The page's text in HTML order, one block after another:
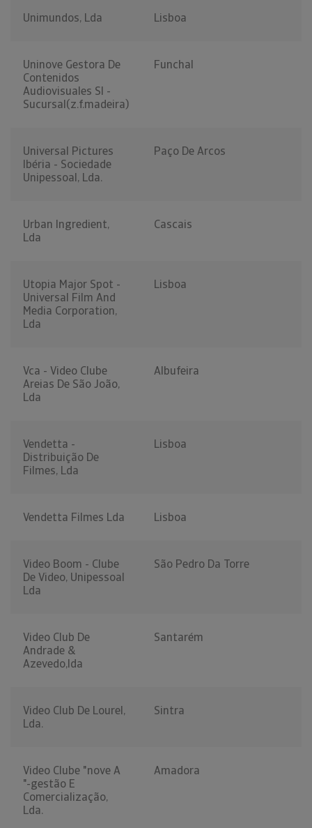
Unimundos, Lda Lisboa
Uninove Gestora De
Contenidos
Audiovisuales Sl -
Sucursal(z.f.madeira)
Funchal
Universal Pictures
Ibéria - Sociedade
Unipessoal, Lda.
Paço De Arcos
Urban Ingredient,
Lda
Cascais
Utopia Major Spot -
Universal Film And
Media Corporation,
Lda
Lisboa
Vca - Video Clube
Areias De São João,
Lda
Albufeira
Vendetta -
Distribuição De
Filmes, Lda
Lisboa
Vendetta Filmes Lda Lisboa
Video Boom - Clube
De Video, Unipessoal
Lda
São Pedro Da Torre
Video Club De
Andrade &
Azevedo,lda
Santarém
Video Club De Lourel,
Lda.
Sintra
Video Clube "nove A
"-gestão E
Comercialização,
Lda.
Amadora